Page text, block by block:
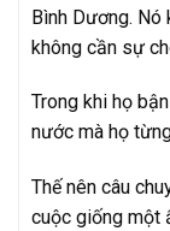
Bình Dương.
không cần sự
Trong khi họ
nước mà họ
Thế nên câu
cuộc giống một